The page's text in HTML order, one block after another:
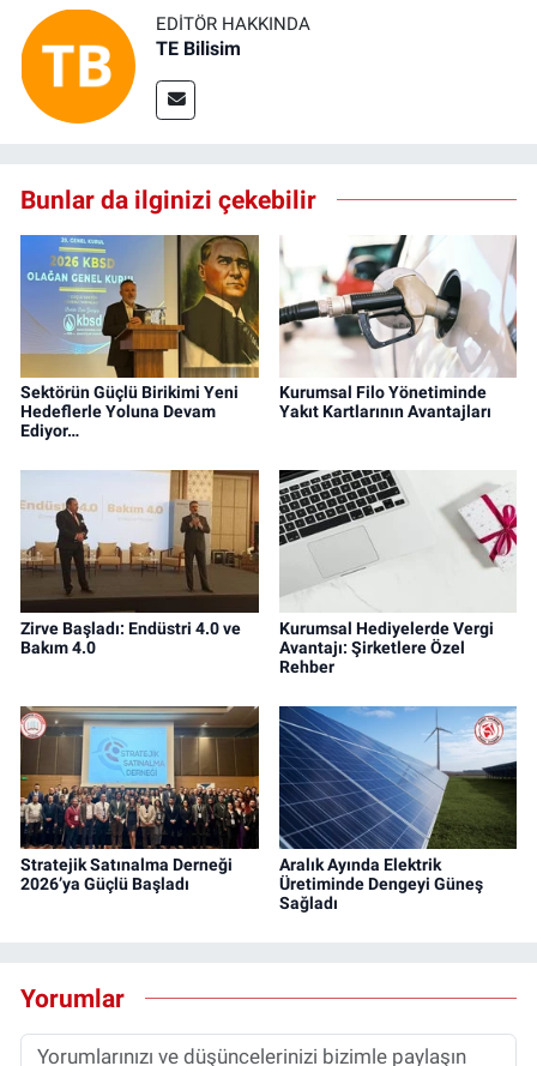
EDITÖR HAKKINDA
TE Bilisim
Bunlar da ilginizi çekebilir
Sektörün Güçlü Birikimi Yeni
Hedeflerle Yoluna Devam
Ediyor…
Kurumsal Filo Yönetiminde
Yakıt Kartlarının Avantajları
Zirve Başladı: Endüstri 4.0 ve
Bakım 4.0
Kurumsal Hediyelerde Vergi
Avantajı: Şirketlere Özel
Rehber
Stratejik Satınalma Derneği
2026’ya Güçlü Başladı
Aralık Ayında Elektrik
Üretiminde Dengeyi Güneş
Sağladı
Yorumlar